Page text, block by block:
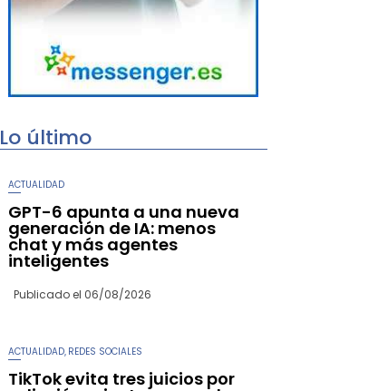
Lo último
ACTUALIDAD
GPT-6 apunta a una nueva
generación de IA: menos
chat y más agentes
inteligentes
Publicado el 06/08/2026
ACTUALIDAD REDES SOCIALES
TikTok evita tres juicios por